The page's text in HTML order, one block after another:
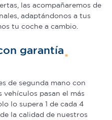
las acompañaremos de
adaptándonos a tus
tu coche a cambio.
garantía
de segunda mano con
vehículos pasan el más
lo supera 1 de cada 4
la calidad de nuestros